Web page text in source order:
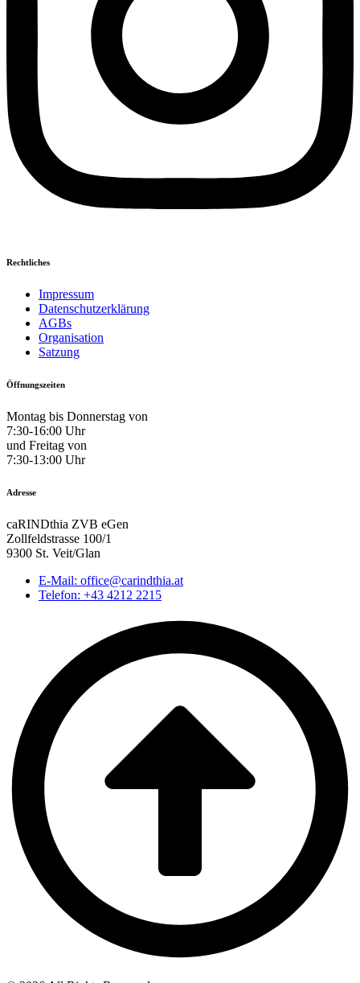
Rechtliches
Impressum
Datenschutzerklärung
AGBs
Organisation
Satzung
Öffnungszeiten
Montag bis Donnerstag von
7:30-16:00 Uhr
und Freitag von
7:30-13:00 Uhr
Adresse
caRINDthia ZVB eGen
Zollfeldstrasse 100/1
9300 St. Veit/Glan
E-Mail: office@carindthia.at
Telefon: +43 4212 2215